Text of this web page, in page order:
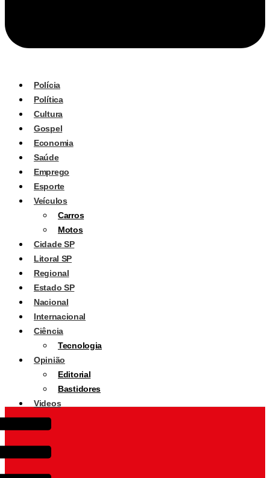
Polícia
Política
Cultura
Gospel
Economia
Saúde
Emprego
Esporte
Veículos
Carros
Motos
Cidade SP
Litoral SP
Regional
Estado SP
Nacional
Internacional
Ciência
Tecnologia
Opinião
Editorial
Bastidores
Videos